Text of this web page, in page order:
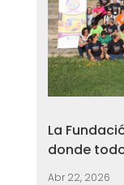
La
donde
Abr 22, 2026